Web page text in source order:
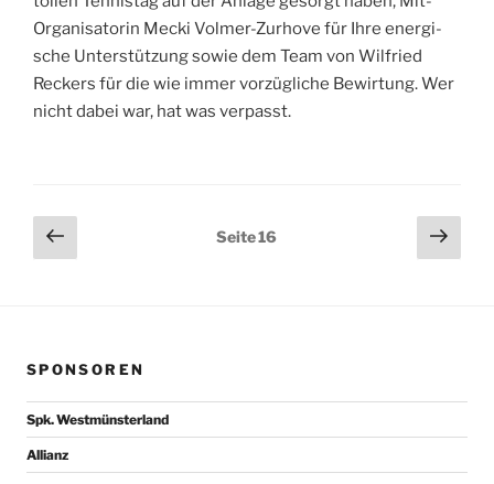
Orga­ni­sa­to­rin Mecki Vol­mer-Zur­ho­ve für Ihre ener­gi­
sche Unter­stüt­zung sowie dem Team von Wil­fried
Reckers für die wie immer vor­züg­li­che Bewir­tung. Wer
nicht dabei war, hat was verpasst.
Seitennummerierung
der
Vorherige
Seite
Seite16
SPONSOREN
Spk. Westmünsterland
Allianz